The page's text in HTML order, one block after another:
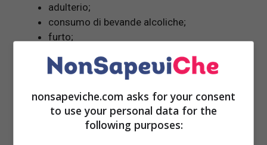
adulterio;
consumo di bevande alcoliche;
furto;
Nel caso in cui una persona si macchi di uno di
questi reati, sono previstepenemoltosevereche
prevedono anche la condanna a morte.
nonsapeviche.com asks for your consent
to use your personal data for the
following purposes: